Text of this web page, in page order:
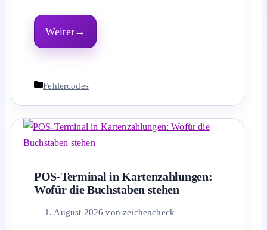
Weiter
Kategorien
Fehlercodes
POS-Terminal in Kartenzahlungen:
Wofür die Buchstaben stehen
1. August 2026 vonzeichencheck